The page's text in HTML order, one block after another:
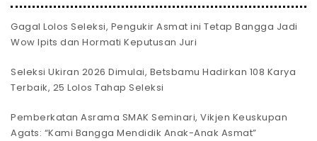
Gagal Lolos Seleksi, Pengukir Asmat ini Tetap Bangga Jadi
Wow Ipits dan Hormati Keputusan Juri
Seleksi Ukiran 2026 Dimulai, Betsbamu Hadirkan 108 Karya
Terbaik, 25 Lolos Tahap Seleksi
Pemberkatan Asrama SMAK Seminari, Vikjen Keuskupan
Agats: “Kami Bangga Mendidik Anak-Anak Asmat”